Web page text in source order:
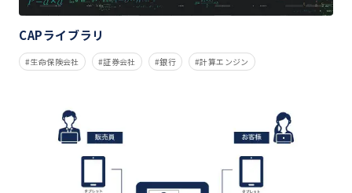
CAPライブラリ
生命保険会社 証券会社 銀行 計算エンジン